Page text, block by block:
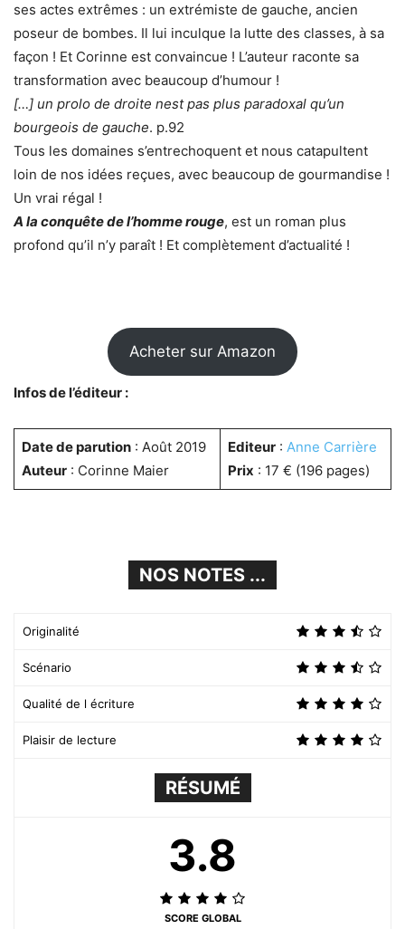
ses actes extrêmes : un extrémiste de gauche, ancien
poseur de bombes. Il lui inculque la lutte des classes, à sa
façon ! Et Corinne est convaincue ! L’auteur raconte sa
transformation avec beaucoup d’humour !
[…] un prolo de droite nest pas plus paradoxal qu’un
bourgeois de gauche. p.92
Tous les domaines s’entrechoquent et nous catapultent
loin de nos idées reçues, avec beaucoup de gourmandise !
Un vrai régal !
A la conquête de l’homme rouge, est un roman plus
profond qu’il n’y paraît ! Et complètement d’actualité !
Acheter sur Amazon
Infos de l’éditeur :
Date de parution: Août 2019
Auteur: Corinne Maier
Editeur: Anne Carrière
Prix : 17 € (196 pages)
NOS NOTES ...
Originalité
Scénario
Qualité de l écriture
Plaisir de lecture
RÉSUMÉ
3.8
SCORE GLOBAL